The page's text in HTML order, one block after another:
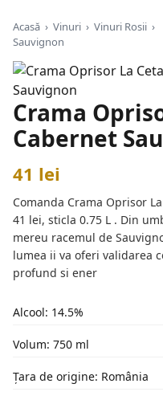
Acasă › Vinuri › Vinuri Rosii ›
Sauvignon
Crama
Cabernet
41 lei
Comanda Crama Oprisor
41 lei, sticla 0.75 L . Din
mereu racemul de
lumea ii va oferi validarea
profund si ener
Alcool: 14.5%
Volum: 750 ml
Țara de origine: România